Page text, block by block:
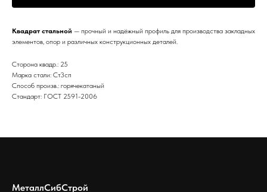
Квадрат стальной — прочный и надёжный профиль для производства закладных
элементов, опор и различных конструкционных деталей.
Сторона квадр.: 25
Марка стали: Ст3сп
Способ произв.: горячекатаный
Стандарт: ГОСТ 2591-2006
МеталлСибСтрой